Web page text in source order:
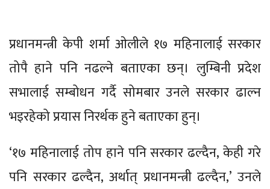
प्रधानमन्त्री केपी शर्मा ओलीले १७ महिनालाई सरकार
तोपै हाने पनि नढल्ने बताएका छन्। लुम्बिनी प्रदेश
सभालाई सम्बोधन गर्दै सोमबार उनले सरकार ढाल्न
भइरहेको प्रयास निरर्थक हुने बताएका हुन्।
‘१७ महिनालाई तोप हाने पनि सरकार ढल्दैन, केही गरे
पनि सरकार ढल्दैन, अर्थात् प्रधानमन्त्री ढल्दैन,’ उनले